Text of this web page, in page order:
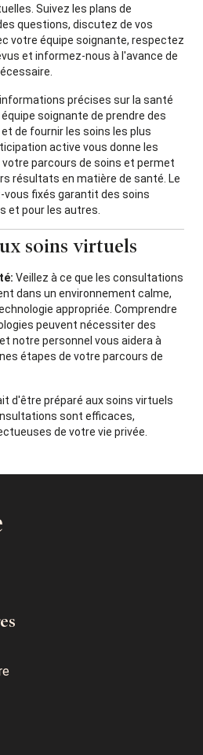
Suivez les plans de
questions, discutez de vos
votre équipe soignante, respectez
et informez-nous à l'avance de
informations précises sur la santé
soignante de prendre des
de fournir les soins les plus
active vous donne les
parcours de soins et permet
résultats en matière de santé. Le
fixés garantit des soins
et pour les autres.
soins virtuels
Veillez à ce que les consultations
dans un environnement calme,
appropriée. Comprendre
peuvent nécessiter des
notre personnel vous aidera à
étapes de votre parcours de
d'être préparé aux soins virtuels
sont efficaces,
de votre vie privée.